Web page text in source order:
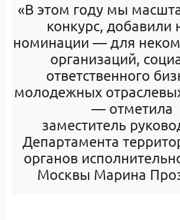
«В этом году мы
конкурс, добавили
номинации — для
организаций,
ответственного
молодежных
— отметила
заместитель
Департамента
органов
Москвы Марина